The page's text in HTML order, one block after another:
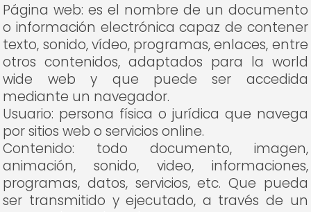
Página web: es el nombre de un documento
o información electrónica capaz de contener
texto, sonido, vídeo, programas, enlaces, entre
otros contenidos, adaptados para la world
wide web y que puede ser accedida
mediante un navegador.
Usuario: persona física o jurídica que navega
por sitios web o servicios online.
Contenido: todo documento, imagen,
animación, sonido, video, informaciones,
programas, datos, servicios, etc. Que pueda
ser transmitido y ejecutado, a través de un